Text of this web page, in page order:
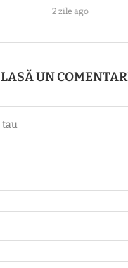
2 zile ago
LASĂ UN